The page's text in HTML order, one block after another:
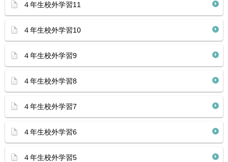
４年生校外学習11
４年生校外学習10
４年生校外学習9
４年生校外学習8
４年生校外学習7
４年生校外学習6
４年生校外学習5